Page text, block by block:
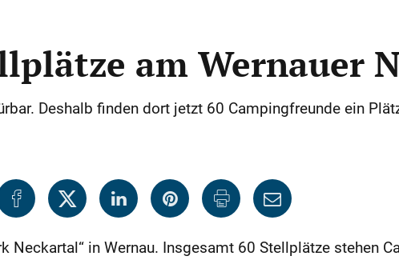
am Wernauer
Deshalb finden dort jetzt 60 Campingfreunde ein
Neckartal“ in Wernau. Insgesamt 60 Stellplätze stehen